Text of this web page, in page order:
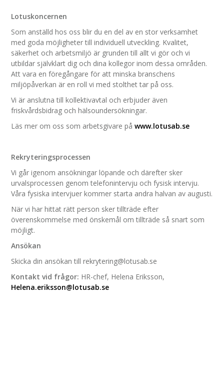
Lotuskoncernen
Som anställd hos oss blir du en del av en stor verksamhet
med goda möjligheter till individuell utveckling. Kvalitet,
säkerhet och arbetsmiljö är grunden till allt vi gör och vi
utbildar självklart dig och dina kollegor inom dessa områden.
Att vara en föregångare för att minska branschens
miljöpåverkan är en roll vi med stolthet tar på oss.
Vi är anslutna till kollektivavtal och erbjuder även
friskvårdsbidrag och hälsoundersökningar.
Läs mer om oss som arbetsgivare påwww.lotusab.se
Rekryteringsprocessen
Vi går igenom ansökningar löpande och därefter sker
urvalsprocessen genom telefonintervju och fysisk intervju.
Våra fysiska intervjuer kommer starta andra halvan av augusti.
När vi har hittat rätt person sker tillträde efter
överenskommelse med önskemål om tillträde så snart som
möjligt.
Ansökan
Skicka din ansökan till rekrytering@lotusab.se
Kontakt vid frågor: HR-chef, Helena Eriksson,
Helena.eriksson@lotusab.se